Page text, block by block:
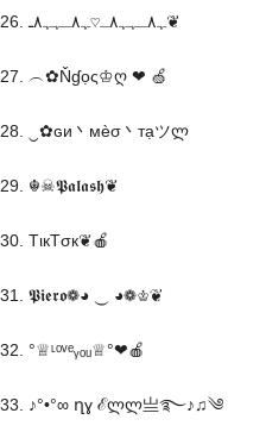
26. ﮩ٨ـﮩﮩ٨ـ♡ﮩ٨ـﮩﮩ٨ـ❦
27. ︵✿Ňɠọς♔ღ ❤ 🍏
28. ‿✿ɢи丶мèσ丶тạツლ
29. ☬☠𝕻𝖆𝖑𝖆𝖘𝖍❦
30. TιкTσк❦🍎
31. 𝕻𝖎𝖊𝖗𝖔❁◕ ‿ ◕❁♔❦
32. °♕ᶫᵒᵛᵉᵧₒᵤ♕°❤🍎
33. ♪°•°∞ ղɣ ℰლლ亗࿐♪♫༄